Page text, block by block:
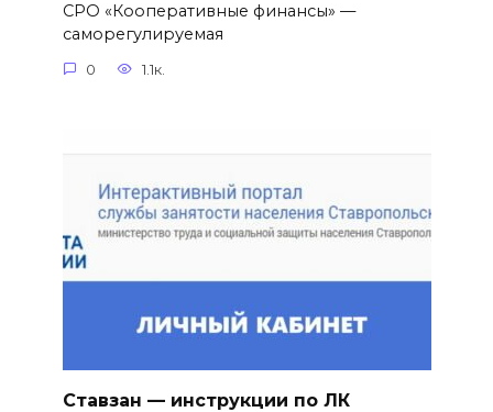
СРО «Кооперативные финансы» —
саморегулируемая
0 1.1к.
Ставзан — инструкции по ЛК